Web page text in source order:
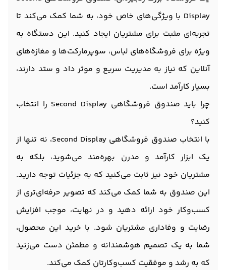
Display با ویژگی‌های خاص خود، به شما کمک می‌کند تا
تجربه‌ای مثبت برای مشتریان ایجاد کنید. این دستگاه به
ویژه برای فروشگاه‌های لباس، سوپرمارکت‌ها و مغازه‌های
آنلاین که نیاز به مدیریت سریع و موثر داد و ستد دارند،
بسیار کارآمد است.
چرا باید صندوق فروشگاهی Second Display را انتخاب
کنید؟
با انتخاب صندوق فروشگاهی Second Display، نه تنها از
یک ابزار کارآمد و مدرن بهره‌مند می‌شوید، بلکه به
مشتریان خود نیز ثابت می‌کنید که به جزئیات توجه دارید.
این صندوق به شما کمک می‌کند که تصویر حرفه‌ای‌تری از
کسب‌وکار خود ارائه دهید و در نهایت، موجب افزایش
رضایت و وفاداری مشتریان شود. با خرید این محصول،
شما به یک تصمیم هوشمندانه و مطمئن دست می‌زنید
که به رشد و موفقیت کسب‌وکارتان کمک می‌کند.